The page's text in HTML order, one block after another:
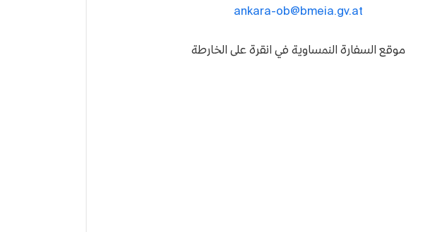
ankara-ob@bmeia.gv.at
موقع السفارة النمساوية في انقرة على الخارطة